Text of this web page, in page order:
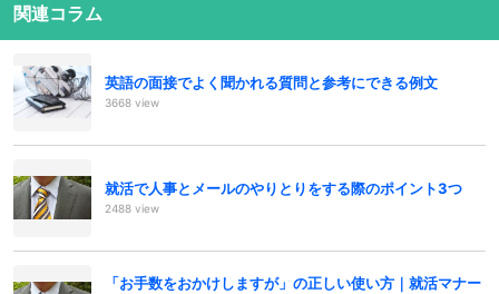
関連コラム
英語の面接でよく聞かれる質問と参考にできる例文
3668 view
就活で人事とメールのやりとりをする際のポイント3つ
2488 view
「お手数をおかけしますが」の正しい使い方｜就活マナー